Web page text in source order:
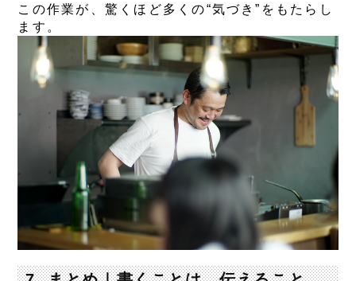
この作業が、驚くほど多くの“気づき”をもたらし
ます。